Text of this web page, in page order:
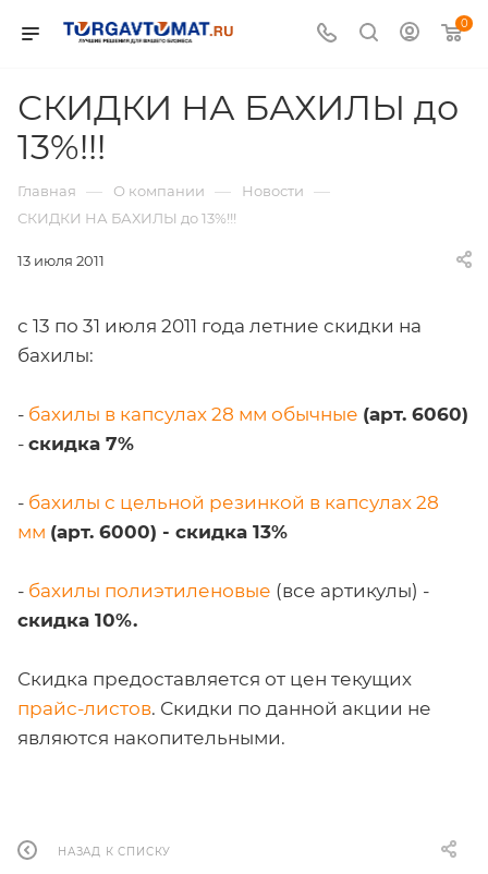
0
СКИДКИ НА БАХИЛЫ до
13%!!!
Главная — О компании — Новости —
СКИДКИ НА БАХИЛЫ до 13%!!!
13 июля 2011
с 13 по 31 июля 2011 года летние скидки на
бахилы:
- бахилы в капсулах 28 мм обычные (арт. 6060)
- скидка 7%
- бахилы с цельной резинкой в капсулах 28
мм (арт. 6000) - скидка 13%
- бахилы полиэтиленовые (все артикулы) -
скидка 10%.
Скидка предоставляется от цен текущих
прайс-листов. Скидки по данной акции не
являются накопительными.
НАЗАД К СПИСКУ